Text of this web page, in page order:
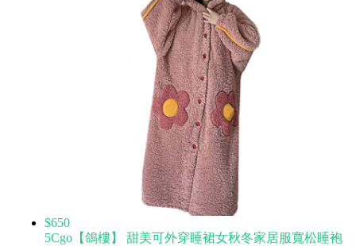
$650
5Cgo【鴿樓】 甜美可外穿睡裙女秋冬家居服寬松睡袍